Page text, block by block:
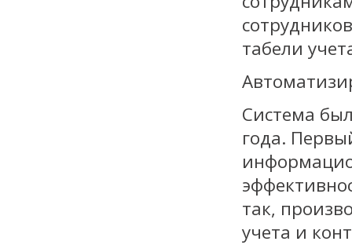
табели
Система
года.
так,
учета и